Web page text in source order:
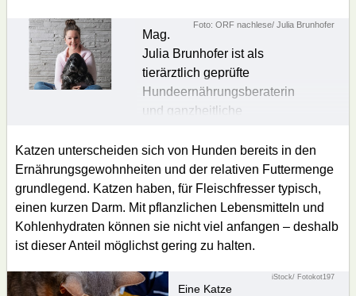
Foto: ORF nachlese/ Julia Brunhofer
Mag.
Julia Brunhofer ist als
tierärztlich geprüfte
Hundeernährungsberaterin
und ganzheitliche
jeden 2. Sonntag im Monat
(ab 14.00 Uhr) auf Radio
Vorarlberg und 1x
monatlich auf Radio
Kärnten am Nachmittag
(„Tier und wir“
Katzen unterscheiden sich von Hunden bereits in den
Ernährungsgewohnheiten und der relativen Futtermenge
grundlegend. Katzen haben, für Fleischfresser typisch,
einen kurzen Darm. Mit pflanzlichen Lebensmitteln und
Kohlenhydraten können sie nicht viel anfangen – deshalb
ist dieser Anteil möglichst gering zu halten.
iStock/ Fotokot197
Eine Katze